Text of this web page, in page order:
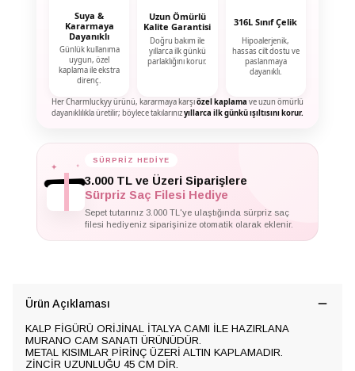
Suya &
Kararmaya
Dayanıklı
Günlük kullanıma
uygun, özel
kaplama ile ekstra
direnç.
Uzun Ömürlü
Kalite Garantisi
Doğru bakım ile
yıllarca ilk günkü
parlaklığını korur.
316L Sınıf Çelik
Hipoalerjenik,
hassas cilt dostu ve
paslanmaya
dayanıklı.
Her Charmluckyy ürünü, kararmaya karşıözel kaplama ve uzun ömürlü
dayanıklılıkla üretilir; böylece takılarınızyıllarca ilk günkü ışıltısını korur.
SÜRPRİZ HEDİYE
3.000 TL ve Üzeri Siparişlere
Sürpriz Saç Filesi Hediye
Sepet tutarınız 3.000 TL'ye ulaştığında sürpriz saç
filesi hediyeniz siparişinize otomatik olarak eklenir.
Ürün Açıklaması
KALP FİGÜRÜ ORİJİNAL İTALYA CAMI İLE HAZIRLANA
MURANO CAM SANATI ÜRÜNÜDÜR.
METAL KISIMLAR PİRİNÇ ÜZERİ ALTIN KAPLAMADIR.
ZİNCİR UZUNLUĞU 45 CM DİR.